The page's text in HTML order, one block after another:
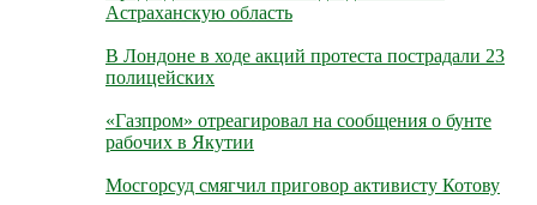
Астраханскую область
В Лондоне в ходе акций протеста пострадали 23
полицейских
«Газпром» отреагировал на сообщения о бунте
рабочих в Якутии
Мосгорсуд смягчил приговор активисту Котову